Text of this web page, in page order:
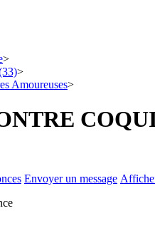
>
>
Amoureuses>
Envoyer un message